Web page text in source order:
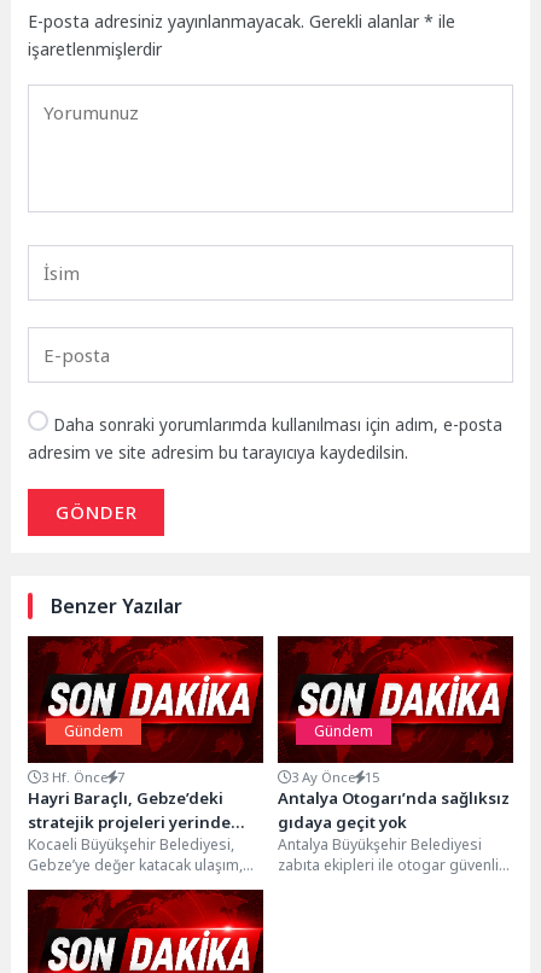
E-posta adresiniz yayınlanmayacak. Gerekli alanlar* ile
işaretlenmişlerdir
Daha sonraki yorumlarımda kullanılması için adım, e-posta
adresim ve site adresim bu tarayıcıya kaydedilsin.
GÖNDER
Benzer Yazılar
Gündem
3 Hf. Önce 7
Hayri Baraçlı, Gebze’deki
stratejik projeleri yerinde
inceledi
Kocaeli Büyükşehir Belediyesi,
Gebze’ye değer katacak ulaşım,
üstyapı ve sosyal yaşam
projelerini aralıksız sürdürüyor.
Kentin...
Gündem
3 Ay Önce 15
Antalya Otogarı’nda sağlıksız
gıdaya geçit yok
Antalya Büyükşehir Belediyesi
zabıta ekipleri ile otogar güvenlik